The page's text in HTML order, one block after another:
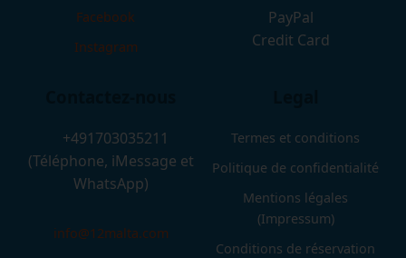
Facebook
Instagram
PayPal
Credit Card
+491703035211
(Téléphone, iMessage et
WhatsApp)
info@12malta.com
Termes et conditions
Politique de confidentialité
Mentions légales
(Impressum)
Conditions de réservation